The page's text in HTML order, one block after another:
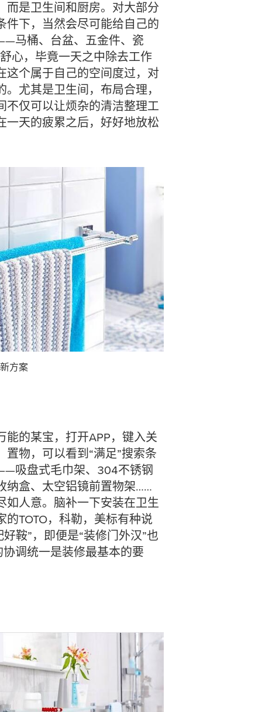
而是卫生间和厨房。对大部分
件下，当然会尽可能给自己的
马桶、台盆、五金件、瓷
心，毕竟一天之中除去工作
这个属于自己的空间度过，对
尤其是卫生间，布局合理，
不仅可以让烦杂的清洁整理工
一天的疲累之后，好好地放松
方案
能的某宝，打开APP，键入关
物，可以看到“满足”搜索条
吸盘式毛巾架、304不锈钢
纳盒、太空铝镜前置物架……
如人意。脑补一下安装在卫生
的TOTO，科勒，美标有种说
鞍”，即便是“装修门外汉”也
调统一是装修最基本的要